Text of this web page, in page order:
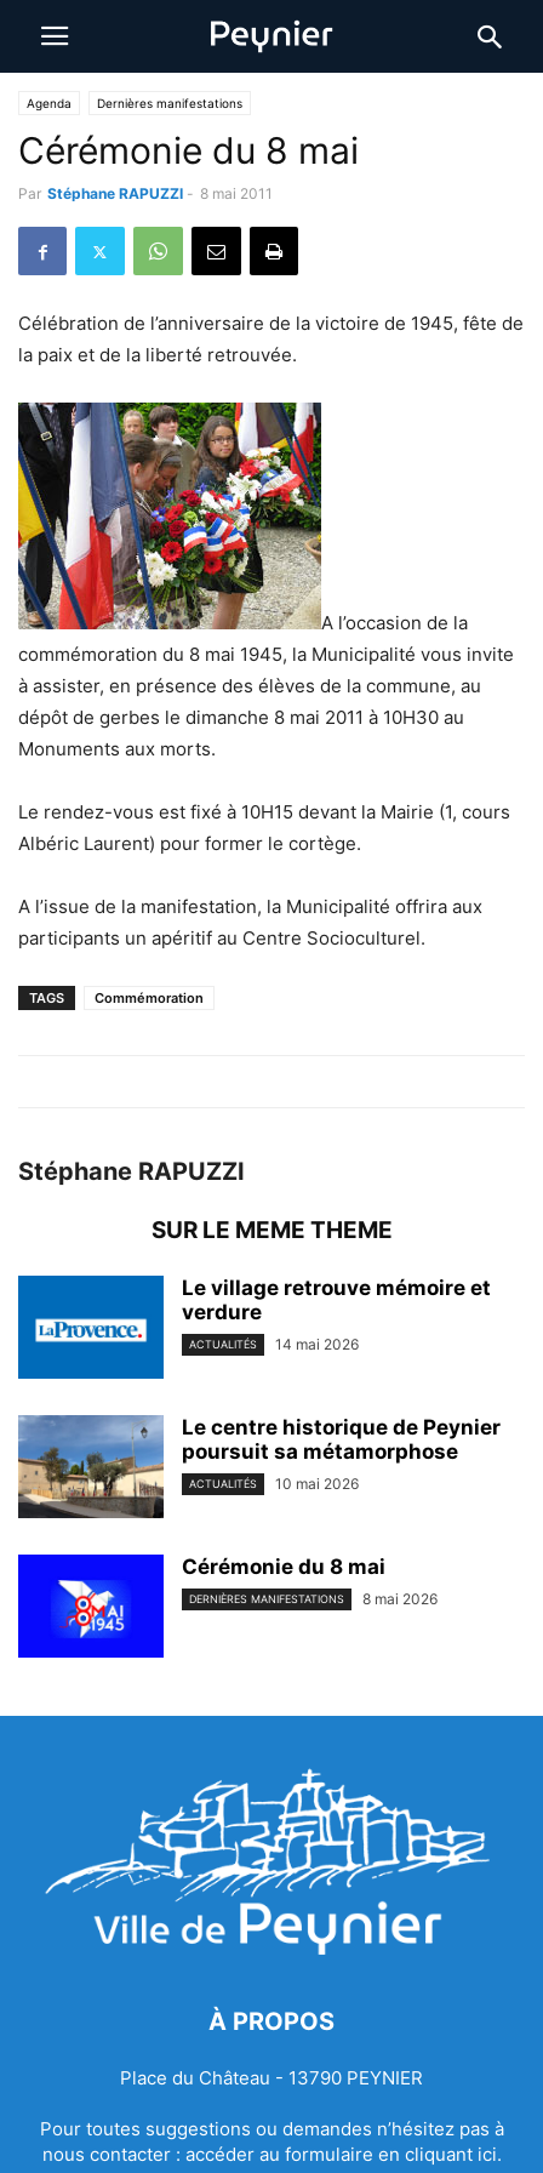
Agenda Dernières manifestations
Cérémonie du 8 mai
Par Stéphane RAPUZZI - 8 mai 2011
Célébration de l’anniversaire de la victoire de 1945, fête de
la paix et de la liberté retrouvée.
A l’occasion de la
commémoration du 8 mai 1945, la Municipalité vous invite
à assister, en présence des élèves de la commune, au
dépôt de gerbes le dimanche 8 mai 2011 à 10H30 au
Monuments aux morts.
Le rendez-vous est fixé à 10H15 devant la Mairie (1, cours
Albéric Laurent) pour former le cortège.
A l’issue de la manifestation, la Municipalité offrira aux
participants un apéritif au Centre Socioculturel.
TAGS Commémoration
Stéphane RAPUZZI
SUR LE MEME THEME
Le village retrouve mémoire et
verdure
ACTUALITÉS 14 mai 2026
Le centre historique de Peynier
poursuit sa métamorphose
ACTUALITÉS 10 mai 2026
Cérémonie du 8 mai
DERNIÈRES MANIFESTATIONS 8 mai 2026
À PROPOS
Place du Château - 13790 PEYNIER
Pour toutes suggestions ou demandes n’hésitez pas à
nous contacter : accéder au formulaire en cliquant ici.